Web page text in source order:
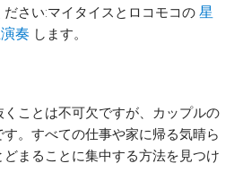
さい:マイタイスとロコモコの 星
奏 します。
ことは不可欠ですが、カップルの
。すべての仕事や家に帰る気晴ら
まることに集中する方法を見つけ